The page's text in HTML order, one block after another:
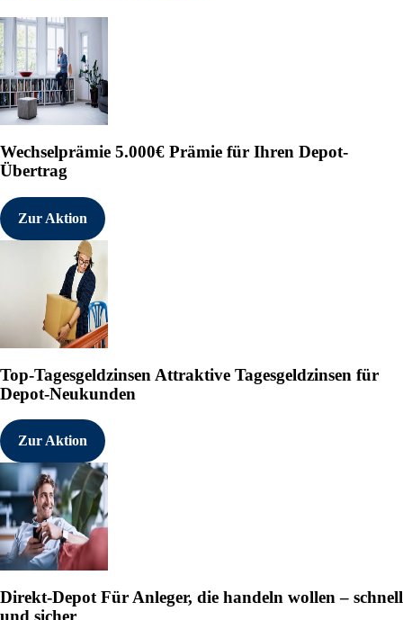
Wechselprämie 5.000€ Prämie für Ihren Depot-
Übertrag
Zur Aktion
Top-Tagesgeldzinsen Attraktive Tagesgeldzinsen für
Depot-Neukunden
Zur Aktion
Direkt-Depot Für Anleger, die handeln wollen – schnell
und sicher